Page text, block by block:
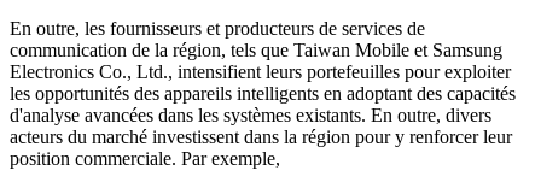
En outre, les fournisseurs et producteurs de services de
communication de la région, tels que Taiwan Mobile et Samsung
Electronics Co., Ltd., intensifient leurs portefeuilles pour exploiter
les opportunités des appareils intelligents en adoptant des capacités
d'analyse avancées dans les systèmes existants. En outre, divers
acteurs du marché investissent dans la région pour y renforcer leur
position commerciale. Par exemple,